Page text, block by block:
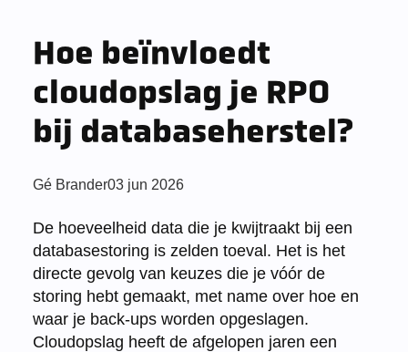
Hoe beïnvloedt
cloudopslag je RPO
bij databaseherstel?
Posted
Gé Brander03 jun 2026
De hoeveelheid data die je kwijtraakt bij een
databasestoring is zelden toeval. Het is het
directe gevolg van keuzes die je vóór de
storing hebt gemaakt, met name over hoe en
waar je back-ups worden opgeslagen.
Cloudopslag heeft de afgelopen jaren een